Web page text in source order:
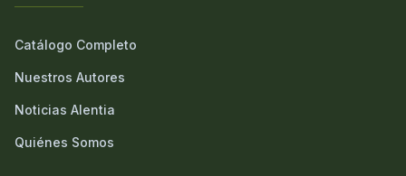
Catálogo Completo
Nuestros Autores
Noticias Alentia
Quiénes Somos